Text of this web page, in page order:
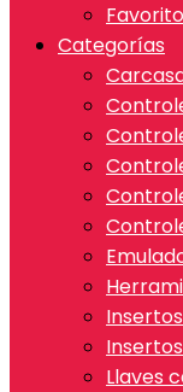
Categorías
Llaves